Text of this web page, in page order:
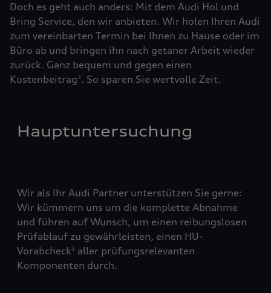
Doch es geht auch anders: Mit dem Audi Hol und
Bring Service, den wir anbieten. Wir holen Ihren Audi
zum vereinbarten Termin bei Ihnen zu Hause oder im
Büro ab und bringen ihn nach getaner Arbeit wieder
zurück. Ganz bequem und gegen einen
Kostenbeitrag3. So sparen Sie wertvolle Zeit.
Hauptuntersuchung
Wir als Ihr Audi Partner unterstützen Sie gerne:
Wir kümmern uns um die komplette Abnahme
und führen auf Wunsch, um einen reibungslosen
Prüfablauf zu gewährleisten, einen HU-
Vorabcheck3 aller prüfungsrelevanten
Komponenten durch.